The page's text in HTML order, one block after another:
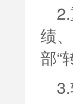
绩
部“